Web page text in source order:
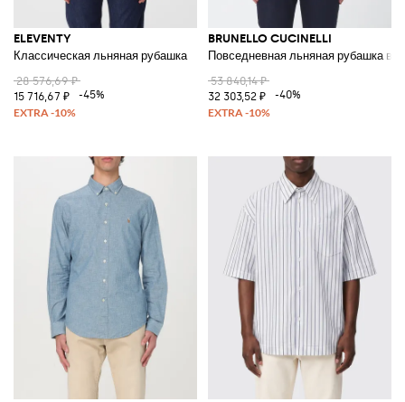
ELEVENTY
Классическая льняная рубашка
28 576,69 ₽
15 716,67 ₽
-45%
BRUNELLO CUCINELLI
Повседневная льняная рубашка в
53 840,14 ₽
32 303,52 ₽
-40%